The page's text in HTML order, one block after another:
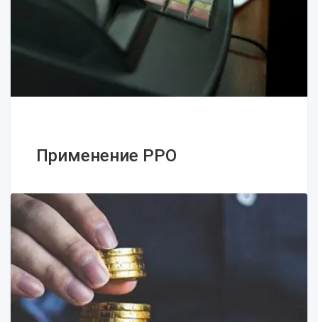
Налогообложение ФОП (ФЛП)
Налогообложение ЧП
Как ФЛП выбрать систему
налогообложения в 2025 году:
практический обзор
Применение РРО
Применение РРО
Кассовый аппарат (РРО): кому, зачем,
для чего